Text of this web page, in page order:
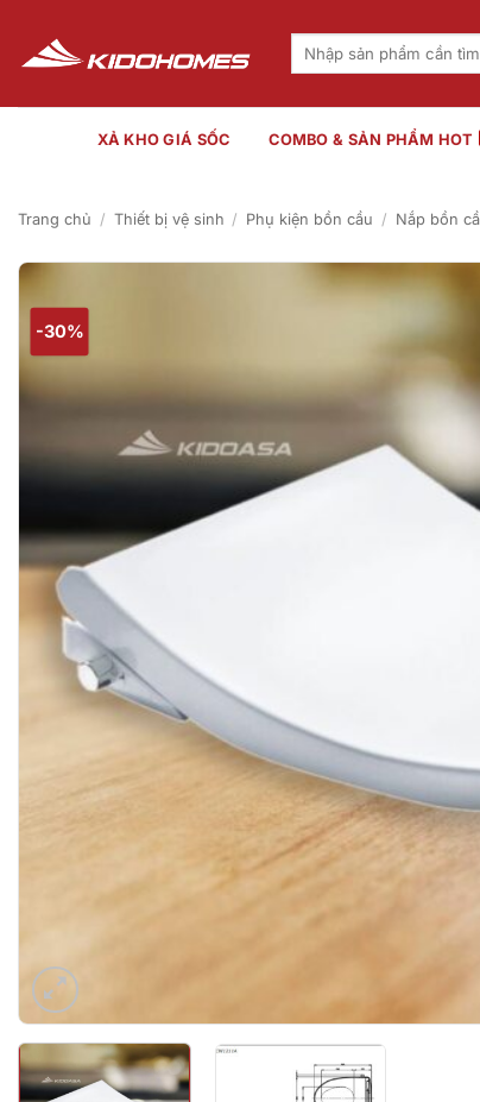
nội
dung
Tìm
XẢ KHO GIÁ SỐC COMBO & SẢN PHẨM HOT
Trang chủ / Thiết bị vệ sinh / Phụ kiện bồn cầu / Nắp bồn
-30%